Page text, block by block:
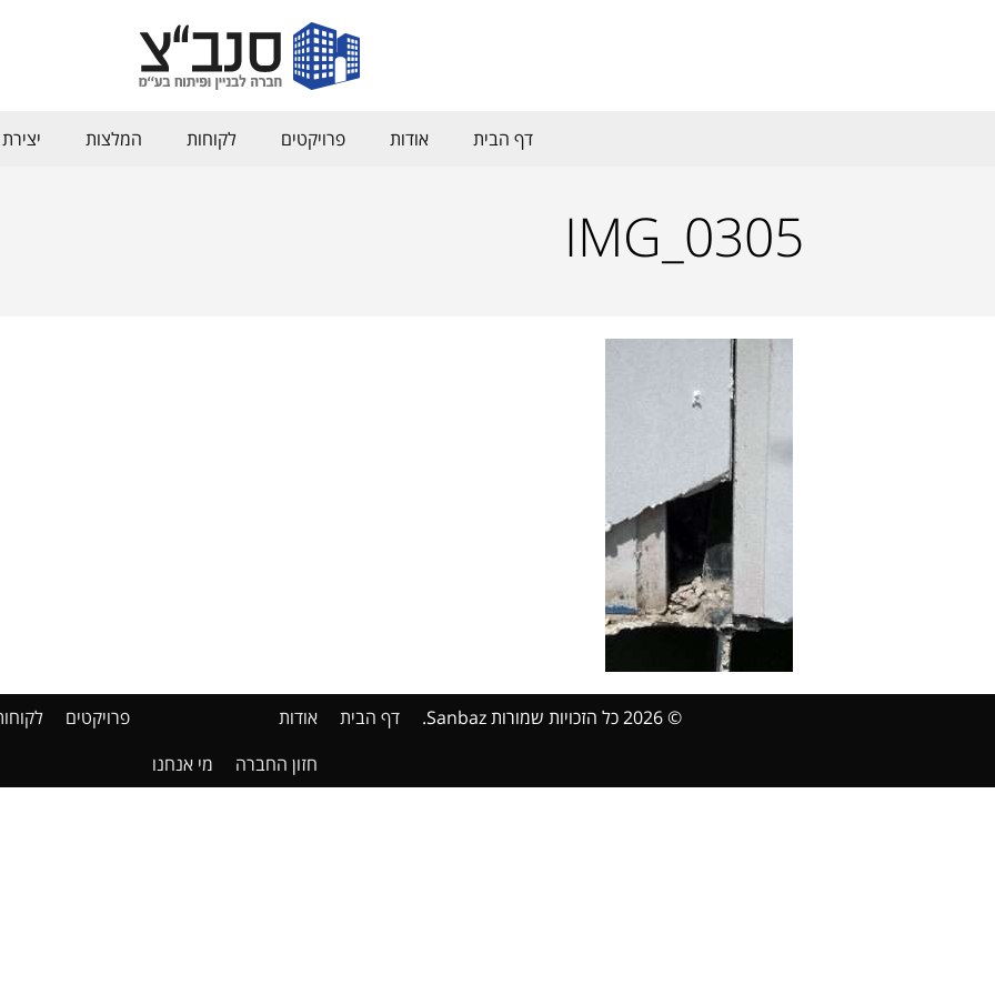
דף הבית אודות פרויקטים לקוחות המלצות
IMG_0305
© 2026 כל הזכויות שמורות Sanbaz. דף הבית
אודות
חזון החברה
מי אנחנו
פרויקטים